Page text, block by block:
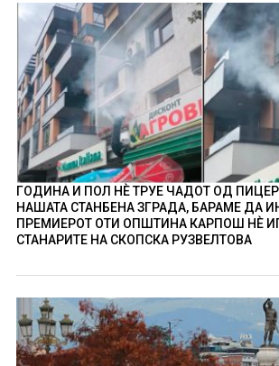
ГОДИНА И ПОЛ НÈ ТРУЕ ЧАДОТ ОД
НАШАТА СТАНБЕНА ЗГРАДА, БАРАМЕ ДА
ПРЕМИЕРОТ ОТИ ОПШТИНА КАРПОШ НÈ
СТАНАРИТЕ НА СКОПСКА РУЗВЕЛТОВА